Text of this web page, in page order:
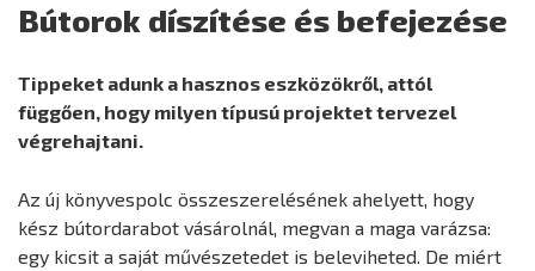
Bútorok díszítése és befejezése
Tippeket adunk a hasznos eszközökről, attól
függően, hogy milyen típusú projektet tervezel
végrehajtani.
Az új könyvespolc összeszerelésének ahelyett, hogy
kész bútordarabot vásárolnál, megvan a maga varázsa:
egy kicsit a saját művészetedet is beleviheted. De miért